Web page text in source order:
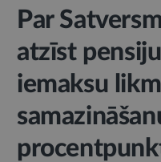
Par
atzīst
iemaksu